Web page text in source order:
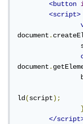
<button
<script>
document.
document.
ld(script);
</